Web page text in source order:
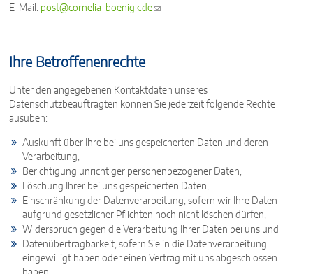
E-Mail: post@cornelia-boenigk.de(link sends e-mail)
Ihre Betroffenenrechte
Unter den angegebenen Kontaktdaten unseres
Datenschutzbeauftragten können Sie jederzeit folgende Rechte
ausüben:
Auskunft über Ihre bei uns gespeicherten Daten und deren
Verarbeitung,
Berichtigung unrichtiger personenbezogener Daten,
Löschung Ihrer bei uns gespeicherten Daten,
Einschränkung der Datenverarbeitung, sofern wir Ihre Daten
aufgrund gesetzlicher Pflichten noch nicht löschen dürfen,
Widerspruch gegen die Verarbeitung Ihrer Daten bei uns und
Datenübertragbarkeit, sofern Sie in die Datenverarbeitung
eingewilligt haben oder einen Vertrag mit uns abgeschlossen